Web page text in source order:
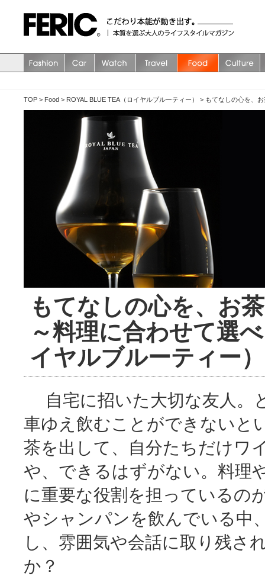
TOP > Food > ROYAL BLUE TEA（ロイヤルブルーティー） > もてなしの心を、
もてなしの心を、お
～料理に合わせて選
イヤルブルーティー
自宅に招いた大切な友人。
車ゆえ飲むことができないと
茶を出して、自分たちだけワ
や、できるはずがない。料理
に重要な役割を担っているの
やシャンパンを飲んでいる中
し、雰囲気や会話に取り残さ
か？